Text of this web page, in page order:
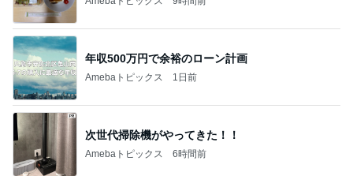
年収500万円で余裕のローン計画
Amebaトピックス 1日前
次世代掃除機がやってきた！！
Amebaトピックス 6時間前